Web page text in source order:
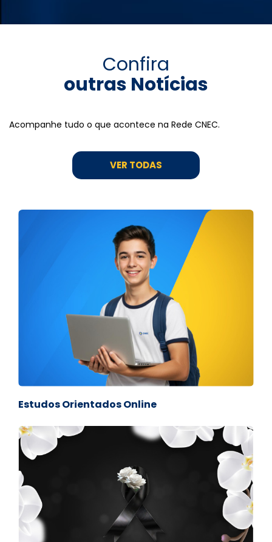
Confira
outras Notícias
Acompanhe tudo o que acontece na Rede CNEC.
VER TODAS
Estudos Orientados Online